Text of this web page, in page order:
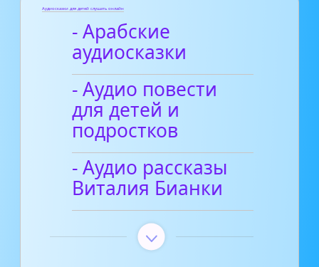
Аудиосказки для детей слушать онлайн
- Арабские
аудиосказки
- Аудио повести
для детей и
подростков
- Аудио рассказы
Виталия Бианки